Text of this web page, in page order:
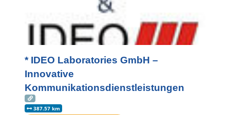
* IDEO Laboratories GmbH –
Innovative
Kommunikationsdienstleistungen
387.57 km